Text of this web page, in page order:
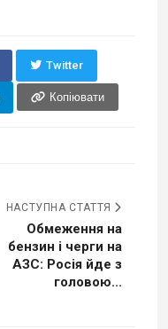
Twitter
Копіювати
НАСТУПНА СТАТТЯ
Обмеження на
бензин і черги на
АЗС: Росія йде з
головою...